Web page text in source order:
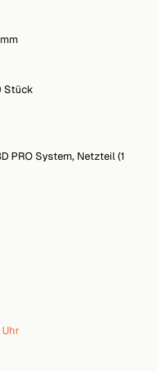
Stück
PRO System, Netzteil (1